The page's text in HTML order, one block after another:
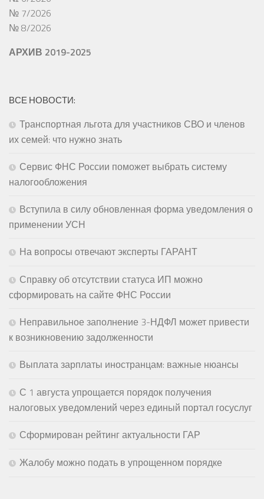
№ 7/2026
№ 8/2026
АРХИВ 2019-2025
ВСЕ НОВОСТИ:
Транспортная льгота для участников СВО и членов
их семей: что нужно знать
Сервис ФНС России поможет выбрать систему
налогообложения
Вступила в силу обновленная форма уведомления о
применении УСН
На вопросы отвечают эксперты ГАРАНТ
Справку об отсутствии статуса ИП можно
сформировать на сайте ФНС России
Неправильное заполнение 3-НДФЛ может привести
к возникновению задолженности
Выплата зарплаты иностранцам: важные нюансы
С 1 августа упрощается порядок получения
налоговых уведомлений через единый портал госуслуг
Сформирован рейтинг актуальности ГАР
Жалобу можно подать в упрощенном порядке